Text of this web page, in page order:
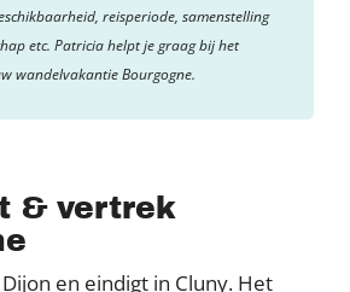
reisperiode, samenstelling
etc. Patricia helpt je graag bij het
wandelvakantie Bourgogne.
& vertrek
en eindigt in Cluny. Het